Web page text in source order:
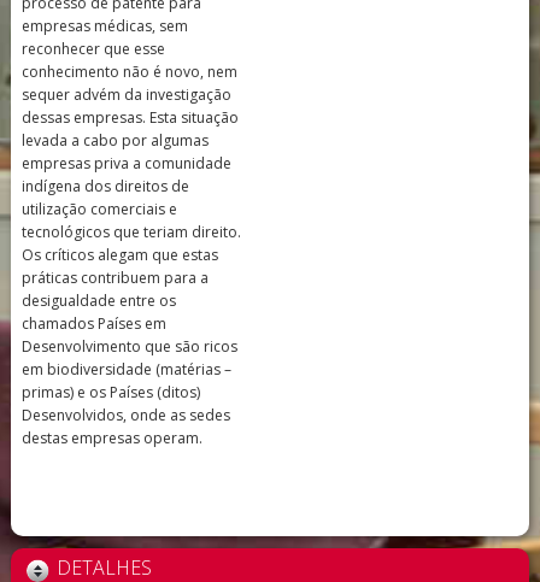
empresas médicas, sem
reconhecer que esse
conhecimento não é novo, nem
sequer advém da investigação
dessas empresas. Esta situação
levada a cabo por algumas
empresas priva a comunidade
indígena dos direitos de
utilização comerciais e
tecnológicos que teriam direito.
Os críticos alegam que estas
práticas contribuem para a
desigualdade entre os
chamados Países em
Desenvolvimento que são ricos
em biodiversidade (matérias –
primas) e os Países (ditos)
Desenvolvidos, onde as sedes
destas empresas operam.
DETALHES